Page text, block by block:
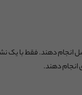
انجام دهند. فقط با یک
انجام دهند.